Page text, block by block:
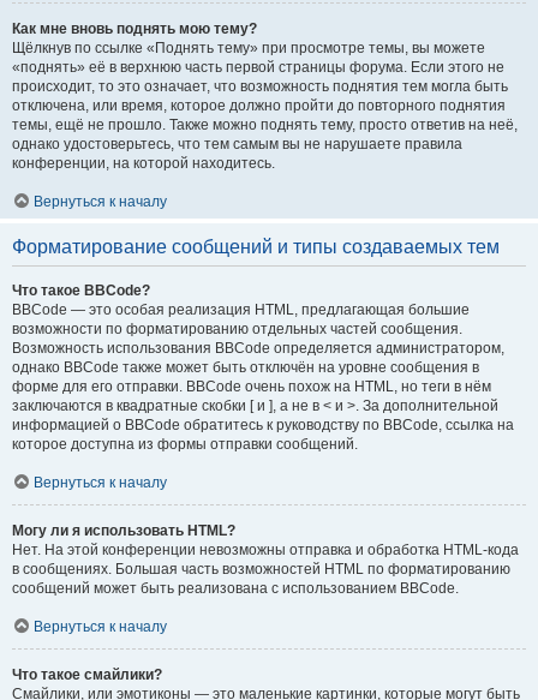
Как мне вновь поднять мою тему?
Щёлкнув по ссылке «Поднять тему» при просмотре темы, вы можете
«поднять» её в верхнюю часть первой страницы форума. Если этого не
происходит, то это означает, что возможность поднятия тем могла быть
отключена, или время, которое должно пройти до повторного поднятия
темы, ещё не прошло. Также можно поднять тему, просто ответив на неё,
однако удостоверьтесь, что тем самым вы не нарушаете правила
конференции, на которой находитесь.
Вернуться к началу
Форматирование сообщений и типы создаваемых тем
Что такое BBCode?
BBCode — это особая реализация HTML, предлагающая большие
возможности по форматированию отдельных частей сообщения.
Возможность использования BBCode определяется администратором,
однако BBCode также может быть отключён на уровне сообщения в
форме для его отправки. BBCode очень похож на HTML, но теги в нём
заключаются в квадратные скобки [ и ], а не в < и >. За дополнительной
информацией о BBCode обратитесь к руководству по BBCode, ссылка на
которое доступна из формы отправки сообщений.
Вернуться к началу
Могу ли я использовать HTML?
Нет. На этой конференции невозможны отправка и обработка HTML-кода
в сообщениях. Большая часть возможностей HTML по форматированию
сообщений может быть реализована с использованием BBCode.
Вернуться к началу
Что такое смайлики?
Смайлики, или эмотиконы — это маленькие картинки, которые могут быть